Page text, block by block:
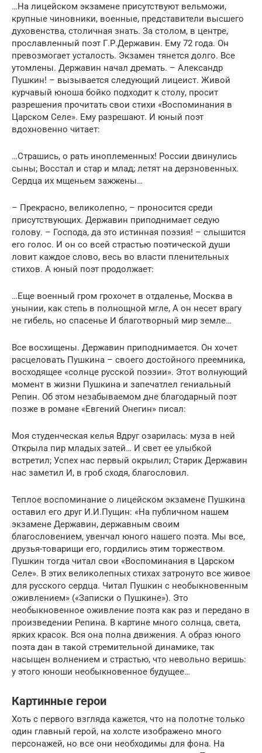
…На лицейском экзамене присутствуют вельможи,
крупные чиновники, военные, представители высшего
духовенства, столичная знать. За столом, в центре,
прославленный поэт Г.Р.Державин. Ему 72 года. Он
превозмогает усталость. Экзамен тянется долго. Все
утомлены. Державин начал дремать. – Александр
Пушкин! – вызывается следующий лицеист. Живой
курчавый юноша бойко подходит к столу, просит
разрешения прочитать свои стихи «Воспоминания в
Царском Селе». Ему разрешают. И юный поэт
вдохновенно читает:
…Страшись, о рать иноплеменных! России двинулись
сыны; Восстал и стар и млад; летят на дерзновенных.
Сердца их мщеньем зажжены…
– Прекрасно, великолепно, – проносится среди
присутствующих. Державин приподнимает седую
голову. – Господа, да это истинная поэзия! – слышится
его голос. И он со всей страстью поэтической души
ловит каждое слово, весь во власти пленительных
стихов. А юный поэт продолжает:
…Еще военный гром грохочет в отдаленье, Москва в
унынии, как степь в полнощной мгле, А он несет врагу
не гибель, но спасенье И благотворный мир земле…
Все восхищены. Державин приподнимается. Он хочет
расцеловать Пушкина – своего достойного преемника,
восходящее «солнце русской поэзии». Этот волнующий
момент в жизни Пушкина и запечатлел гениальный
Репин. Об этом незабываемом дне благодарный поэт
позже в романе «Евгений Онегин» писал:
Моя студенческая келья Вдруг озарилась: муза в ней
Открыла пир младых затей… И свет ее улыбкой
встретил; Успех нас первый окрылил; Старик Державин
нас заметил И, в гроб сходя, благословил.
Теплое воспоминание о лицейском экзамене Пушкина
оставил его друг И.И.Пущин: «На публичном нашем
экзамене Державин, державным своим
благословением, увенчал юного нашего поэта. Мы все,
друзья-товарищи его, гордились этим торжеством.
Пушкин тогда читал свои «Воспоминания в Царском
Селе». В этих великолепных стихах затронуто все живое
для русского сердца. Читал Пушкин с необыкновенным
оживлением» («Записки о Пушкине»). Это
необыкновенное оживление поэта как раз и передано в
произведении Репина. В картине много солнца, света,
ярких красок. Вся она полна движения. А образ юного
поэта дан в такой стремительной динамике, так
насыщен волнением и страстью, что невольно веришь:
у этого юноши необыкновенное будущее…
Картинные герои
Хоть с первого взгляда кажется, что на полотне только
один главный герой, на холсте изображено много
персонажей, но все они необходимы для фона. На